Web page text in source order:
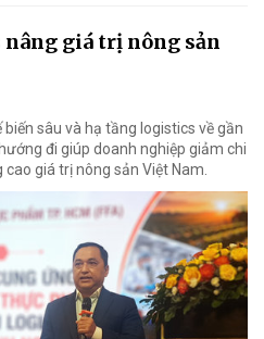
giá trị nông sản
sâu và hạ tầng logistics về gần
đi giúp doanh nghiệp giảm chi
giá trị nông sản Việt Nam.